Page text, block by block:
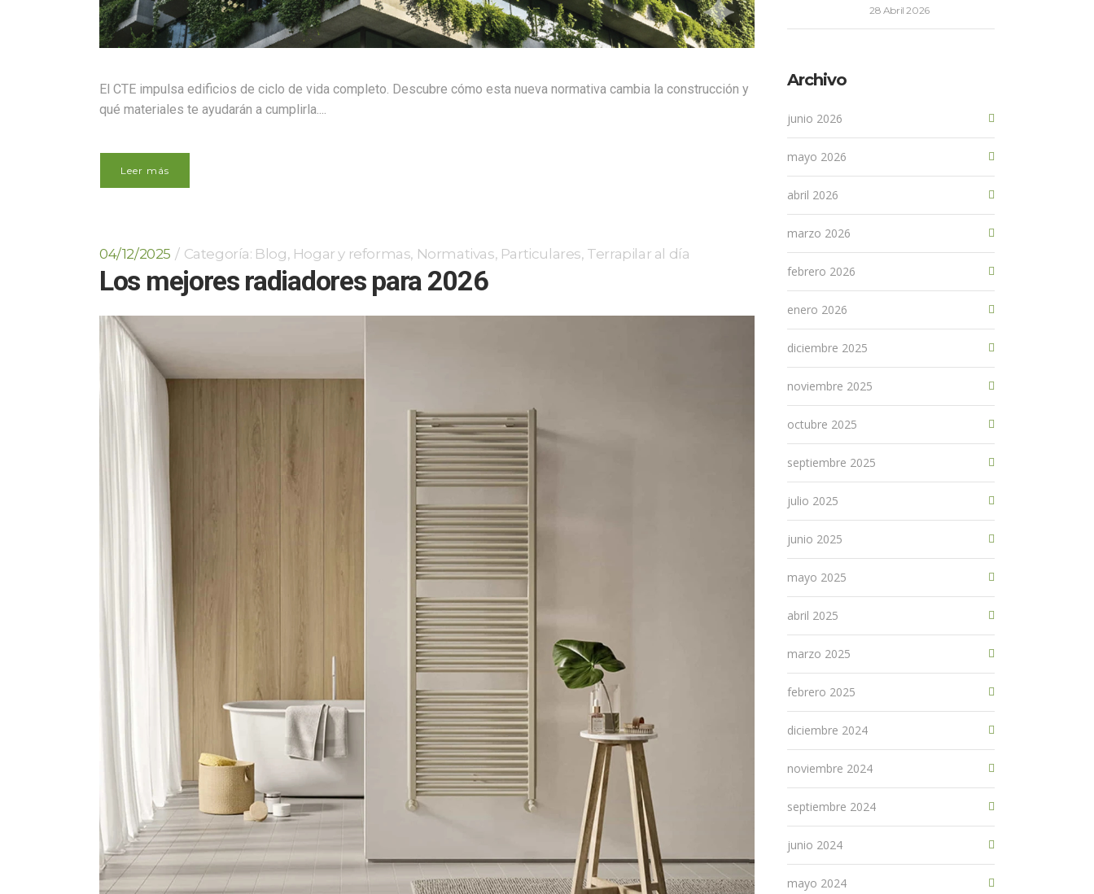
El CTE impulsa edificios de ciclo de vida completo. Descubre cómo esta nueva normativa cambia la construcción y
qué materiales te ayudarán a cumplirla....
Leer más
04/12/2025 Categoría: Blog, Hogar y reformas, Normativas, Particulares, Terrapilar al día
Los mejores radiadores para 2026
28 Abril 2026
Archivo
junio 2026
mayo 2026
abril 2026
marzo 2026
febrero 2026
enero 2026
diciembre 2025
noviembre 2025
octubre 2025
septiembre 2025
julio 2025
junio 2025
mayo 2025
abril 2025
marzo 2025
febrero 2025
diciembre 2024
noviembre 2024
septiembre 2024
junio 2024
mayo 2024